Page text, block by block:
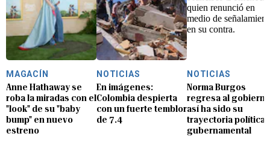
MAGACÍN
Anne Hathaway se
roba la miradas con el
"look" de su "baby
bump" en nuevo
estreno
NOTICIAS
En imágenes:
Colombia despierta
con un fuerte temblor
de 7.4
NOTICIAS
Norma Burgos
regresa al
así ha sido su
trayectoria política
gubernamental